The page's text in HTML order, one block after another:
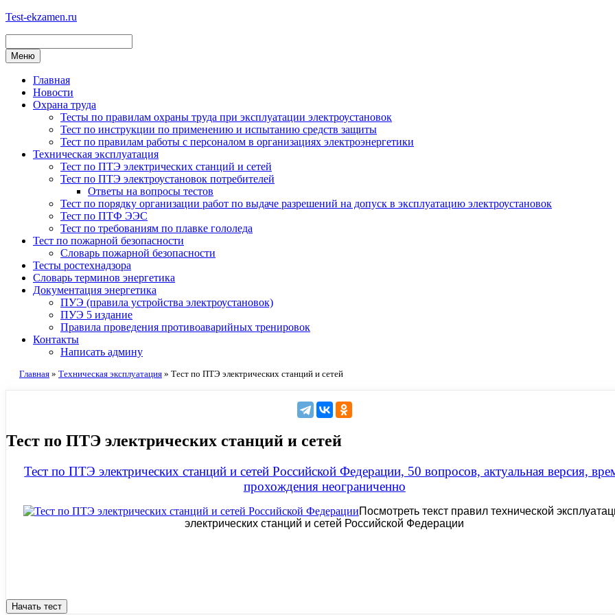
Перейти
Test-ekzamen.ru
Меню
Главная
Новости
Охрана труда
Тесты по правилам охраны труда при эксплуатации электроустановок
Тест по инструкции по применению и испытанию средств защиты
Тест по правилам работы с персоналом в организациях электроэнергетики
Техническая эксплуатация
Тест по ПТЭ электрических станций и сетей
Тест по ПТЭ электроустановок потребителей
Ответы на вопросы тестов
Тест по порядку организации работ по выдаче разрешений на допуск в эксплуатацию электроустановок
Тест по ПТФ ЭЭС
Тест по требованиям по плавке гололеда
Тест по пожарной безопасности
Словарь пожарной безопасности
Тесты ростехнадзора
Словарь терминов энергетика
Документация энергетика
ПУЭ (правила устройства электроустановок)
ПУЭ 5 издание
Правила проведения противоаварийных тренировок
Контакты
Написать админу
Главная » Техническая эксплуатация » Тест по ПТЭ электрических станций и сетей
Тест по ПТЭ электрических станций и сетей
Тест по ПТЭ электрических станций и сетей Российской Федерации, 50 вопросов, актуальная версия,
прохождения неограниченно
Посмотреть текст правил технической
электрических станций и сетей Российской Федерации